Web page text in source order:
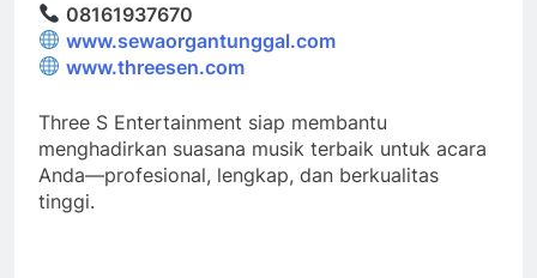
08161937670
www.sewaorgantunggal.com
www.threesen.com
Three S Entertainment siap membantu
menghadirkan suasana musik terbaik untuk acara
Anda—profesional, lengkap, dan berkualitas
tinggi.